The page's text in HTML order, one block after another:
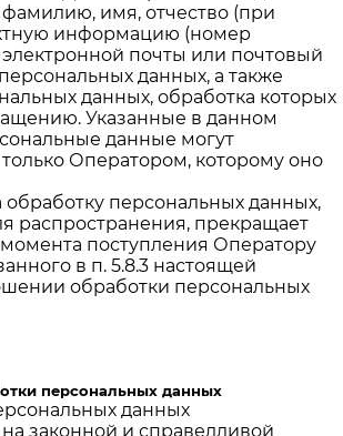
фамилию, имя, отчество (при
информацию (номер
почты или почтовый
данных, а также
данных, обработка которых
Указанные в данном
данные могут
Оператором, которому оно
обработку персональных данных,
распространения, прекращает
поступления Оператору
в п. 5.8.3 настоящей
обработки персональных
персональных данных
данных
законной и справедливой